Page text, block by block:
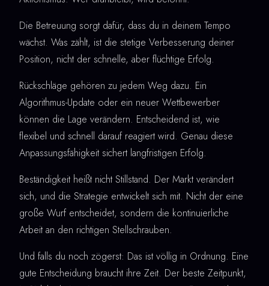
Die Betreuung sorgt dafür, dass du in deinem Tempo
wächst. Was zählt, ist die stetige Verbesserung deiner
Position, nicht der schnelle, aber flüchtige Erfolg.
Rückschläge gehören zu jedem Weg dazu. Ein
Algorithmus-Update oder ein neuer Wettbewerber
können die Lage verändern. Entscheidend ist, wie
flexibel und schnell darauf reagiert wird. Genau diese
Anpassungsfähigkeit sichert langfristigen Erfolg.
Beständigkeit heißt nicht Stillstand. Der Markt verändert
sich, und die Strategie entwickelt sich mit. Nicht der eine
große Wurf entscheidet, sondern die kontinuierliche
Arbeit an den richtigen Stellschrauben.
Und falls du noch zögerst: Das ist völlig in Ordnung. Eine
gute Entscheidung braucht ihre Zeit. Der beste Zeitpunkt,